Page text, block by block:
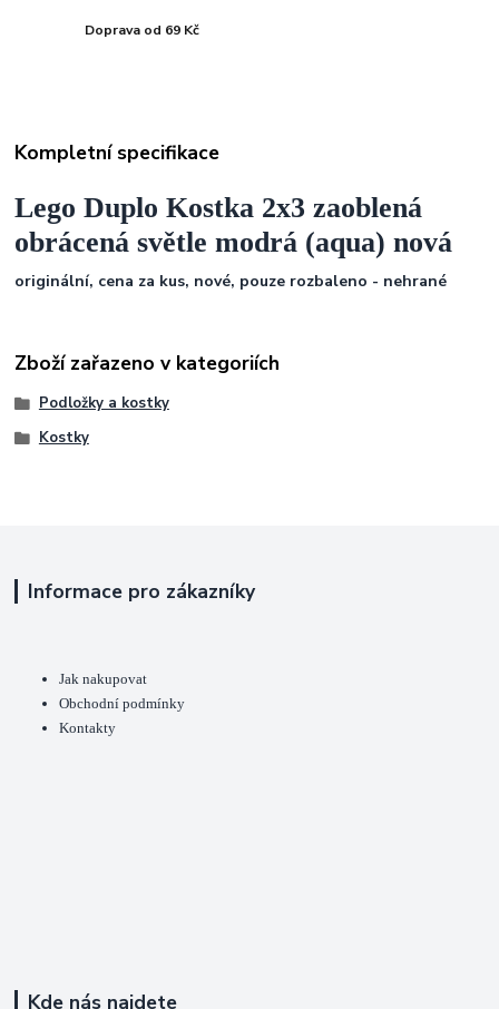
Doprava od 69 Kč
Kompletní specifikace
Lego Duplo Kostka 2x3 zaoblená
obrácená světle modrá (aqua) nová
originální, cena za kus, nové, pouze rozbaleno - nehrané
Zboží zařazeno v kategoriích
Podložky a kostky
Kostky
Informace pro zákazníky
Jak nakupovat
Obchodní podmínky
Kontakty
Kde nás najdete